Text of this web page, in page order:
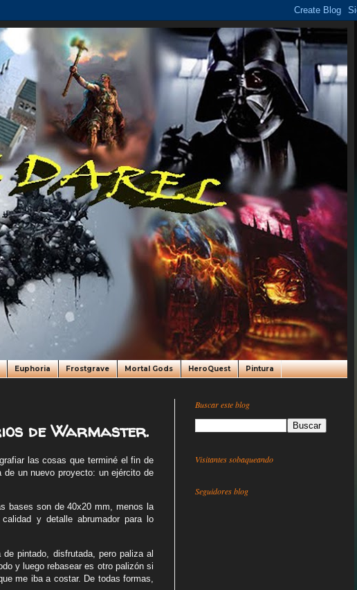
Euphoria Frostgrave Mortal Gods HeroQuest Pintura
de Warmaster.
las cosas que terminé el fin de
de un nuevo proyecto: un ejército de
bases son de 40x20 mm, menos la
y detalle abrumador para lo
pintado, disfrutada, pero paliza al
y luego rebasear es otro palizón si
me iba a costar. De todas formas,
Buscar este blog
Visitantes sobaqueando
Seguidores blog